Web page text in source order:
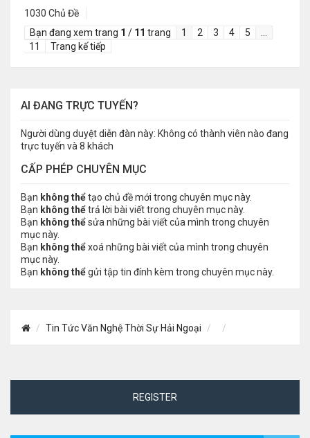
1030 Chủ Đề
Bạn đang xem trang 1 / 11 trang 1 2 3 4 5
11
Trang kế tiếp
AI ĐANG TRỰC TUYẾN?
Người dùng duyệt diễn đàn này: Không có thành viên nào đang
trực tuyến và 8 khách
CẤP PHÉP CHUYÊN MỤC
Bạn không thểtạo chủ đề mới trong chuyên mục này.
Bạn không thểtrả lời bài viết trong chuyên mục này.
Bạn không thểsửa những bài viết của mình trong chuyên
mục này.
Bạn không thểxoá những bài viết của mình trong chuyên
mục này.
Bạn không thểgửi tập tin đính kèm trong chuyên mục này.
Tin Tức Văn Nghệ Thời Sự Hải Ngoại
REGISTER